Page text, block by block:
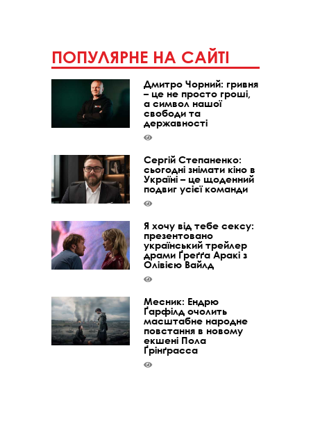
ПОПУЛЯРНЕ НА САЙТІ
Дмитро Чорний: гривня
– це не просто гроші,
а символ нашої
свободи та
державності
Сергій Степаненко:
сьогодні знімати кіно в
Україні – це щоденний
подвиг усієї команди
Я хочу від тебе сексу:
презентовано
український трейлер
драми Ґреґґа Аракі з
Олівією Вайлд
Месник: Ендрю
Ґарфілд очолить
масштабне народне
повстання в новому
екшені Пола
Ґрінґрасса